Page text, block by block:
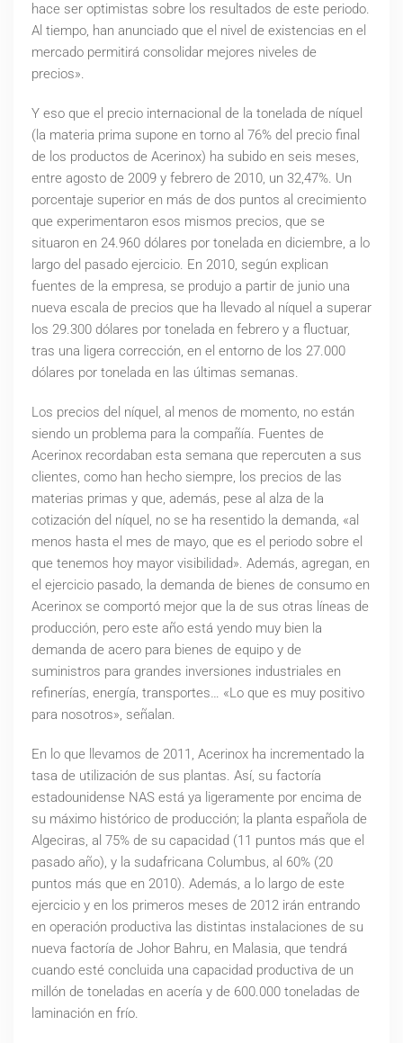
hace ser optimistas sobre los resultados de este periodo.
Al tiempo, han anunciado que el nivel de existencias en el
mercado permitirá consolidar mejores niveles de
precios».
Y eso que el precio internacional de la tonelada de níquel
(la materia prima supone en torno al 76% del precio final
de los productos de Acerinox) ha subido en seis meses,
entre agosto de 2009 y febrero de 2010, un 32,47%. Un
porcentaje superior en más de dos puntos al crecimiento
que experimentaron esos mismos precios, que se
situaron en 24.960 dólares por tonelada en diciembre, a lo
largo del pasado ejercicio. En 2010, según explican
fuentes de la empresa, se produjo a partir de junio una
nueva escala de precios que ha llevado al níquel a superar
los 29.300 dólares por tonelada en febrero y a fluctuar,
tras una ligera corrección, en el entorno de los 27.000
dólares por tonelada en las últimas semanas.
Los precios del níquel, al menos de momento, no están
siendo un problema para la compañía. Fuentes de
Acerinox recordaban esta semana que repercuten a sus
clientes, como han hecho siempre, los precios de las
materias primas y que, además, pese al alza de la
cotización del níquel, no se ha resentido la demanda, «al
menos hasta el mes de mayo, que es el periodo sobre el
que tenemos hoy mayor visibilidad». Además, agregan, en
el ejercicio pasado, la demanda de bienes de consumo en
Acerinox se comportó mejor que la de sus otras líneas de
producción, pero este año está yendo muy bien la
demanda de acero para bienes de equipo y de
suministros para grandes inversiones industriales en
refinerías, energía, transportes… «Lo que es muy positivo
para nosotros», señalan.
En lo que llevamos de 2011, Acerinox ha incrementado la
tasa de utilización de sus plantas. Así, su factoría
estadounidense NAS está ya ligeramente por encima de
su máximo histórico de producción; la planta española de
Algeciras, al 75% de su capacidad (11 puntos más que el
pasado año), y la sudafricana Columbus, al 60% (20
puntos más que en 2010). Además, a lo largo de este
ejercicio y en los primeros meses de 2012 irán entrando
en operación productiva las distintas instalaciones de su
nueva factoría de Johor Bahru, en Malasia, que tendrá
cuando esté concluida una capacidad productiva de un
millón de toneladas en acería y de 600.000 toneladas de
laminación en frío.